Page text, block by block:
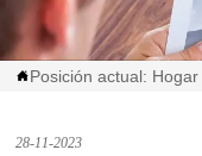
Posición actual: Hogar
28-11-2023